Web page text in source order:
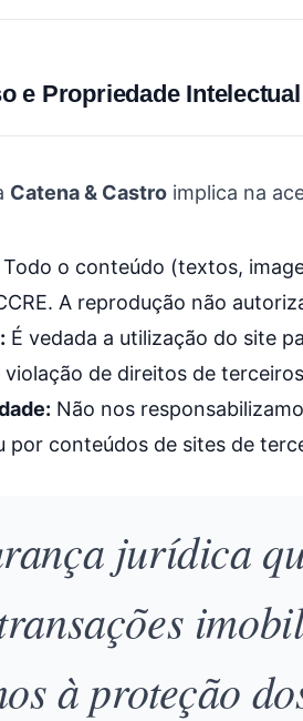
e Propriedade Intelectual
Catena & Castro implica na
Todo o conteúdo (textos,
A reprodução não
É vedada a utilização do site
violação de direitos de
Não nos
por conteúdos de sites de
jurídica
à proteção